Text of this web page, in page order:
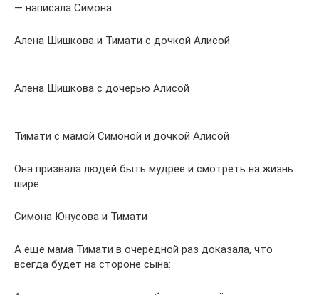
— написала Симона.
Алена Шишкова и Тимати с дочкой Алисой
Алена Шишкова с дочерью Алисой
Тимати с мамой Симоной и дочкой Алисой
Она призвала людей быть мудрее и смотреть на жизнь
шире:
Симона Юнусова и Тимати
А еще мама Тимати в очередной раз доказала, что
всегда будет на стороне сына: